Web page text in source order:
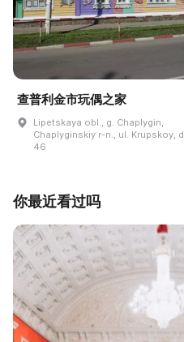
查普利金市玩偶之家
Lipetskaya obl., g. Chaplygin,
Chaplyginskiy r-n., ul. Krupskoy, d.
46
你最近看过吗